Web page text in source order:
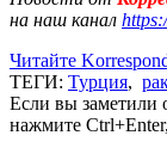
на наш канал
Читайте
ТЕГИ: Турция,
Если вы заметили
нажмите